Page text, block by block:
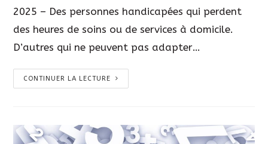
2025 – Des personnes handicapées qui perdent
des heures de soins ou de services à domicile.
D’autres qui ne peuvent pas adapter…
CONTINUER LA LECTURE